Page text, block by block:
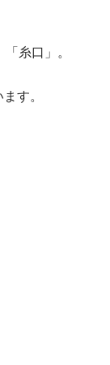
糸口」。
す。